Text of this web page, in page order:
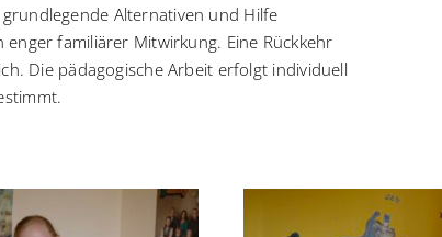
Alternativen und Hilfe
familiärer Mitwirkung. Eine Rückkehr
Die pädagogische Arbeit erfolgt individuell